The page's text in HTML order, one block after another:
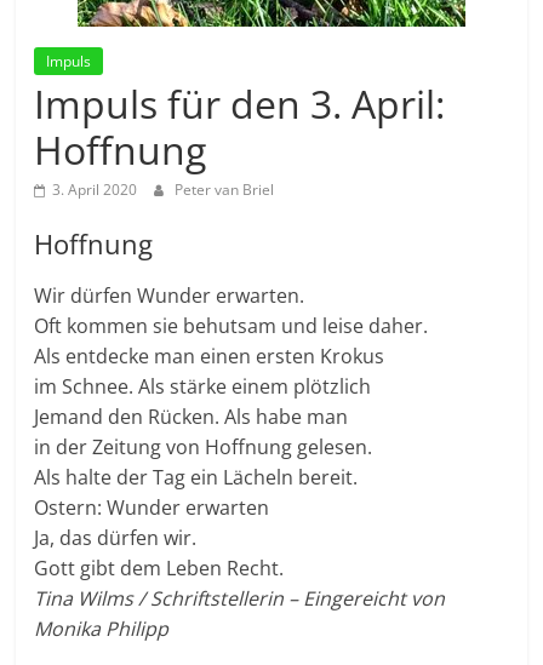
Impuls
Impuls für den 3. April:
Hoffnung
3. April 2020 Peter van Briel
Hoffnung
Wir dürfen Wunder erwarten.
Oft kommen sie behutsam und leise daher.
Als entdecke man einen ersten Krokus
im Schnee. Als stärke einem plötzlich
Jemand den Rücken. Als habe man
in der Zeitung von Hoffnung gelesen.
Als halte der Tag ein Lächeln bereit.
Ostern: Wunder erwarten
Ja, das dürfen wir.
Gott gibt dem Leben Recht.
Tina Wilms / Schriftstellerin – Eingereicht von
Monika Philipp